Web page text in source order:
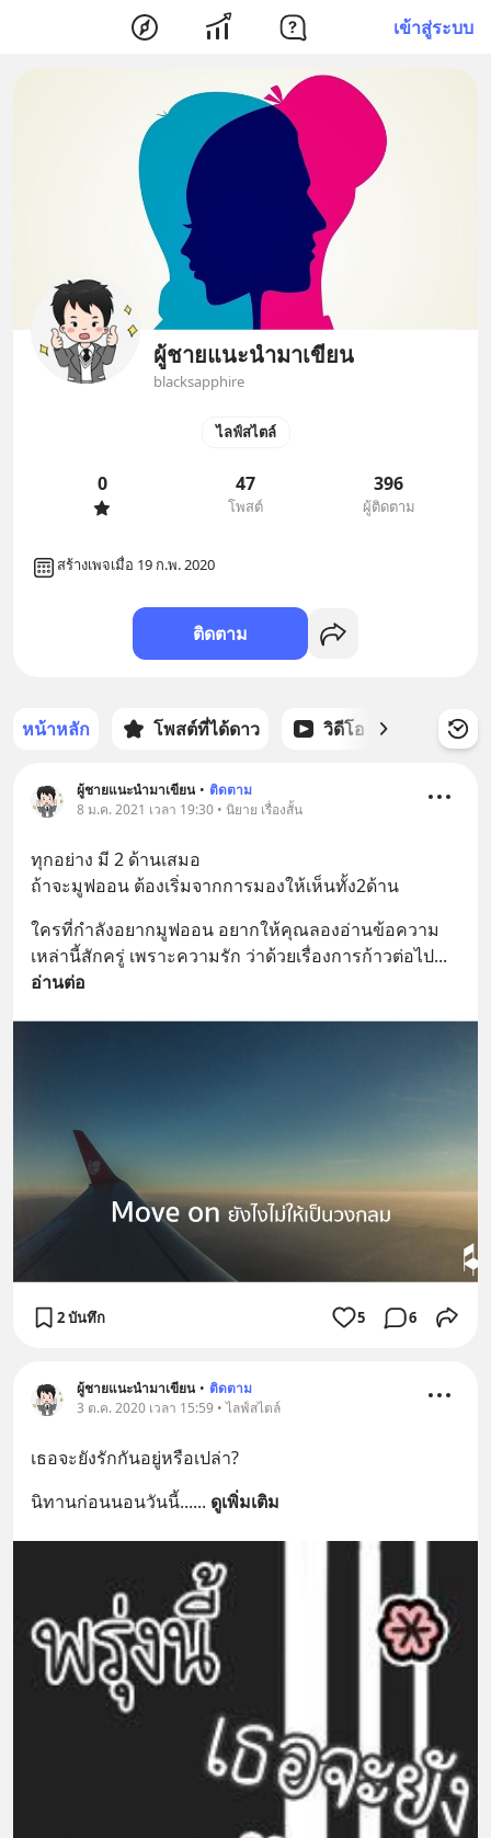
เข้าสู่ระบบ
ผู้ชายแนะนำมาเขียน
blacksapphire
ไลฟ์สไตล์
0 47
โพสต์
396
ผู้ติดตาม
สร้างเพจเมื่อ 19 ก.พ. 2020
ติดตาม
หน้าหลัก โพสต์ที่ได้ดาว วิดีโอ พอดแ
ผู้ชายแนะนำมาเขียน • ติดตาม
8 ม.ค. 2021 เวลา 19:30 • นิยาย เรื่องสั้น
ทุกอย่าง มี 2 ด้านเสมอ
ถ้าจะมูฟออน ต้องเริ่มจากการมองให้เห็นทั้ง2ด้าน
ใครที่กำลังอยากมูฟออน อยากให้คุณลองอ่านข้อความ
เหล่านี้สักครู่ เพราะความรัก ว่าด้วยเรื่องการก้าวต่อไป
อ่านต่อ
2 บันทึก 5 6
ผู้ชายแนะนำมาเขียน • ติดตาม
3 ต.ค. 2020 เวลา 15:59 • ไลฟ์สไตล์
เธอจะยังรักกันอยู่หรือเปล่า?
นิทานก่อนนอนวันนี้...... ดูเพิ่มเติม